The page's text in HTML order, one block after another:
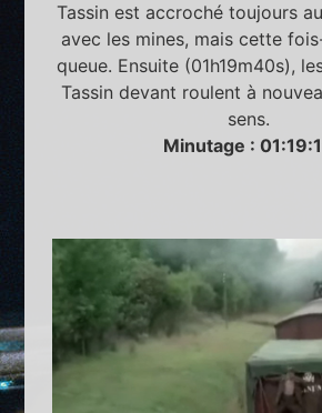
Tassin est accroché toujours
avec les mines, mais cette
queue. Ensuite (01h19m40s),
Tassin devant roulent à
sens.
Minutage :